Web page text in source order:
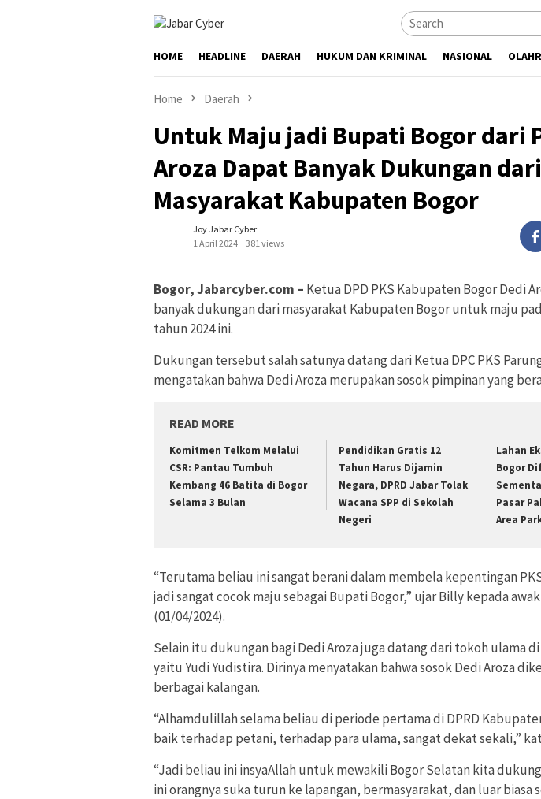
HOME HEADLINE DAERAH HUKUM DAN KRIMINAL NASIONAL
Home Daerah
Untuk Maju jadi Bupati Bogor dari
Aroza Dapat Banyak Dukungan dari
Masyarakat Kabupaten Bogor
Joy Jabar Cyber
1 April 2024
381 views
Bogor, Jabarcyber.com – Ketua DPD PKS Kabupaten Bogor Dedi
banyak dukungan dari masyarakat Kabupaten Bogor untuk maju
tahun 2024 ini.
Dukungan tersebut salah satunya datang dari Ketua DPC PKS
mengatakan bahwa Dedi Aroza merupakan sosok pimpinan yang
READ MORE
Komitmen Telkom Melalui
CSR: Pantau Tumbuh
Kembang 46 Batita di Bogor
Selama 3 Bulan
Pendidikan Gratis 12
Tahun Harus Dijamin
Negara, DPRD Jabar Tolak
Wacana SPP di Sekolah
Negeri
Lahan
Bogor
Pasar
Area
“Terutama beliau ini sangat berani dalam membela kepentingan
jadi sangat cocok maju sebagai Bupati Bogor,” ujar Billy kepada
(01/04/2024).
Selain itu dukungan bagi Dedi Aroza juga datang dari tokoh ulama
yaitu Yudi Yudistira. Dirinya menyatakan bahwa sosok Dedi Aroza
berbagai kalangan.
“Alhamdulillah selama beliau di periode pertama di DPRD
baik terhadap petani, terhadap para ulama, sangat dekat sekali,”
“Jadi beliau ini insyaAllah untuk mewakili Bogor Selatan kita
ini orangnya suka turun ke lapangan, bermasyarakat, dan luar biasa